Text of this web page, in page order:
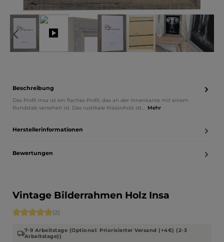
Beschreibung
Das Profil Insa ist ein flaches Profil, das an der Innenkante mit einem
Rundstab versehen ist. Das rustikale Massivholz ist… Mehr
Herstellerinformationen
Bewertungen
Vintage Bilderrahmen Holz Insa
Durchschnittliche Bewertung von 5 von 5 Sternen
(2)
7-9 Arbeitstage (Optional: Priorisierter Versand (+4€) (2-3
Arbeitstage))